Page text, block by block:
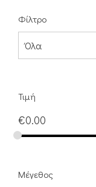
Φίλτρο
Όλα
Τιμή
€0.00
Μέγεθος